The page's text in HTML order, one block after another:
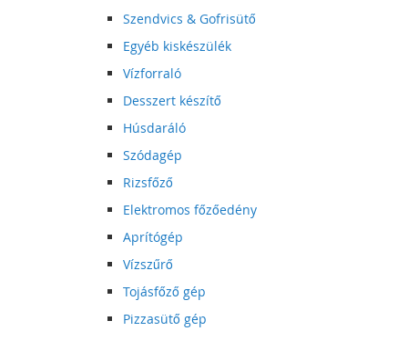
Szendvics & Gofrisütő
Egyéb kiskészülék
Vízforraló
Desszert készítő
Húsdaráló
Szódagép
Rizsfőző
Elektromos főzőedény
Aprítógép
Vízszűrő
Tojásfőző gép
Pizzasütő gép